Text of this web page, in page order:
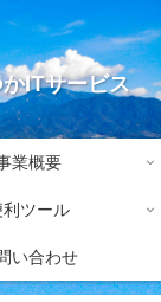
ITサービス
業概要
利ツール
い合わせ